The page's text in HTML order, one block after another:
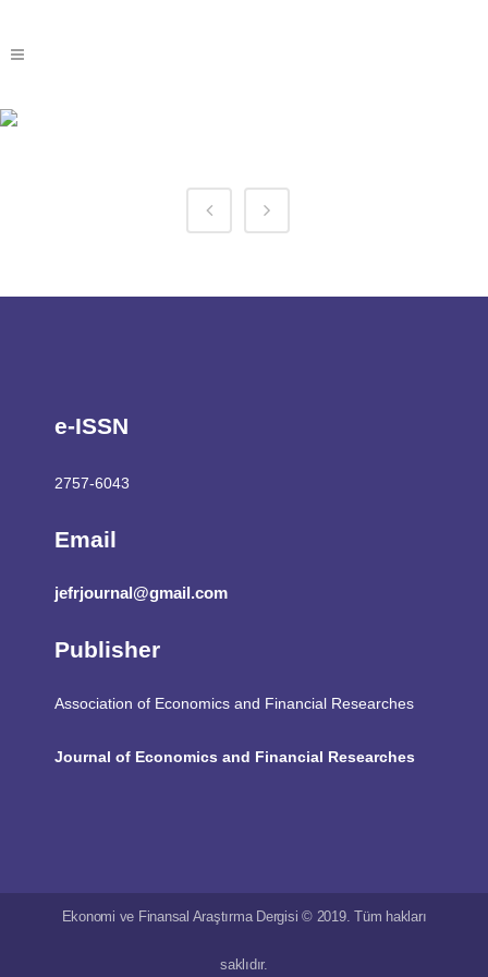
e-ISSN
2757-6043
Email
jefrjournal@gmail.com
Publisher
Association of Economics and Financial Researches
Journal of Economics and Financial Researches
Ekonomi ve Finansal Araştırma Dergisi © 2019. Tüm hakları
saklıdır.